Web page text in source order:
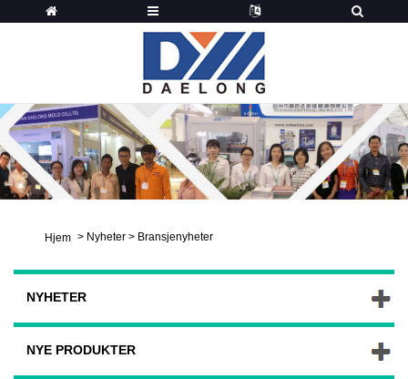
Hjem > Nyheter > Bransjenyheter
NYHETER
NYE PRODUKTER